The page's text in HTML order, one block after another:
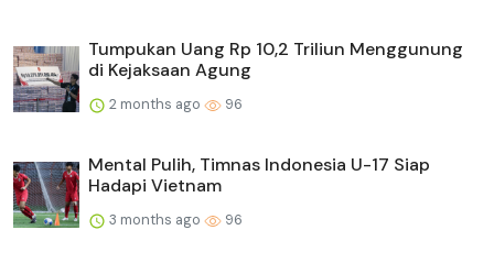
Tumpukan Uang Rp 10,2 Triliun Menggunung
di Kejaksaan Agung
2 months ago 96
Mental Pulih, Timnas Indonesia U-17 Siap
Hadapi Vietnam
3 months ago 96